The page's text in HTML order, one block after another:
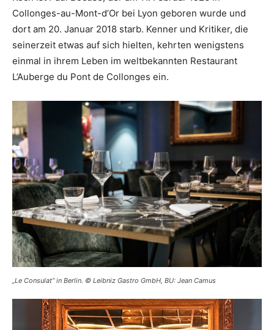
Collonges-au-Mont-d’Or bei Lyon geboren wurde und
dort am 20. Januar 2018 starb. Kenner und Kritiker, die
seinerzeit etwas auf sich hielten, kehrten wenigstens
einmal in ihrem Leben im weltbekannten Restaurant
L’Auberge du Pont de Collonges ein.
„Le Consulat“ in Berlin. © Leibniz Gastro GmbH, BU: Jean Camus